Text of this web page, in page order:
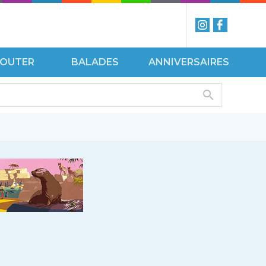
BALADES ANNIVERSAIRES